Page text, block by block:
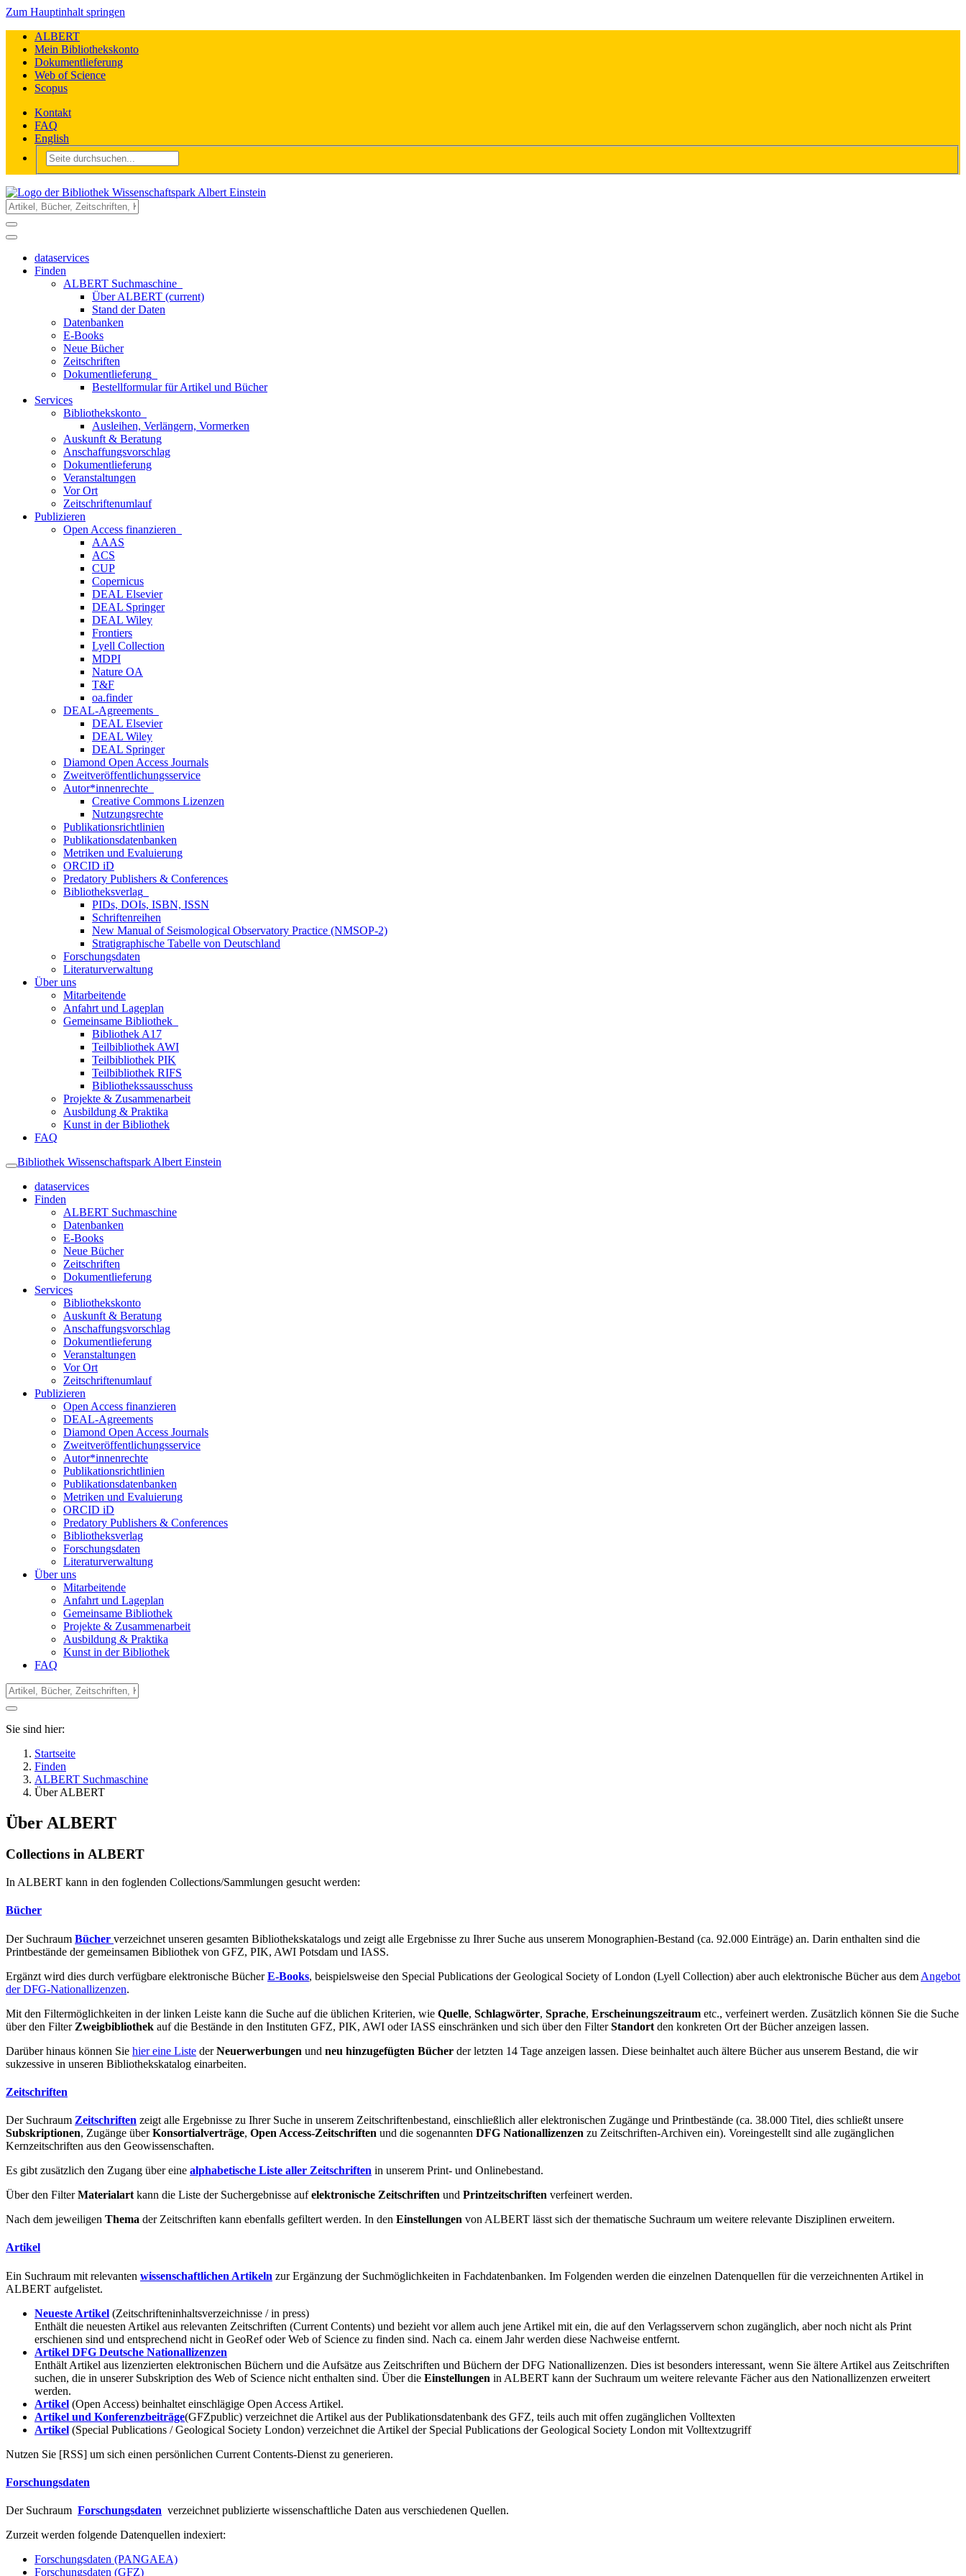
Zum Hauptinhalt springen
ALBERT
Mein Bibliothekskonto
Dokumentlieferung
Web of Science
Scopus
Kontakt
FAQ
English
dataservices
Finden
ALBERT Suchmaschine
Über ALBERT (current)
Stand der Daten
Datenbanken
E-Books
Neue Bücher
Zeitschriften
Dokumentlieferung
Bestellformular für Artikel und Bücher
Services
Bibliothekskonto
Ausleihen, Verlängern, Vormerken
Auskunft & Beratung
Anschaffungsvorschlag
Dokumentlieferung
Veranstaltungen
Vor Ort
Zeitschriftenumlauf
Publizieren
Open Access finanzieren
AAAS
ACS
CUP
Copernicus
DEAL Elsevier
DEAL Springer
DEAL Wiley
Frontiers
Lyell Collection
MDPI
Nature OA
T&F
oa.finder
DEAL-Agreements
DEAL Elsevier
DEAL Wiley
DEAL Springer
Diamond Open Access Journals
Zweitveröffentlichungsservice
Autor*innenrechte
Creative Commons Lizenzen
Nutzungsrechte
Publikationsrichtlinien
Publikationsdatenbanken
Metriken und Evaluierung
ORCID iD
Predatory Publishers & Conferences
Bibliotheksverlag
PIDs, DOIs, ISBN, ISSN
Schriftenreihen
New Manual of Seismological Observatory Practice (NMSOP-2)
Stratigraphische Tabelle von Deutschland
Forschungsdaten
Literaturverwaltung
Über uns
Mitarbeitende
Anfahrt und Lageplan
Gemeinsame Bibliothek
Bibliothek A17
Teilbibliothek AWI
Teilbibliothek PIK
Teilbibliothek RIFS
Bibliothekssausschuss
Projekte & Zusammenarbeit
Ausbildung & Praktika
Kunst in der Bibliothek
FAQ
Bibliothek Wissenschaftspark Albert Einstein
dataservices
Finden
ALBERT Suchmaschine
Datenbanken
E-Books
Neue Bücher
Zeitschriften
Dokumentlieferung
Services
Bibliothekskonto
Auskunft & Beratung
Anschaffungsvorschlag
Dokumentlieferung
Veranstaltungen
Vor Ort
Zeitschriftenumlauf
Publizieren
Open Access finanzieren
DEAL-Agreements
Diamond Open Access Journals
Zweitveröffentlichungsservice
Autor*innenrechte
Publikationsrichtlinien
Publikationsdatenbanken
Metriken und Evaluierung
ORCID iD
Predatory Publishers & Conferences
Bibliotheksverlag
Forschungsdaten
Literaturverwaltung
Über uns
Mitarbeitende
Anfahrt und Lageplan
Gemeinsame Bibliothek
Projekte & Zusammenarbeit
Ausbildung & Praktika
Kunst in der Bibliothek
FAQ
Sie sind hier:
Startseite
Finden
ALBERT Suchmaschine
Über ALBERT
Über ALBERT
Collections in ALBERT
In ALBERT kann in den foglenden Collections/Sammlungen gesucht werden:
Bücher
Der Suchraum Bücher verzeichnet unseren gesamten Bibliothekskatalogs und zeigt alle Ergebnisse zu Ihrer Suche aus unserem Monographien-Bestand (ca. 92.000 Einträge) an. Darin enthalten sind die
Printbestände der gemeinsamen Bibliothek von GFZ, PIK, AWI Potsdam und IASS.
Ergänzt wird dies durch verfügbare elektronische BücherE-Books, beispielsweise den Special Publications der Geological Society of London (Lyell Collection) aber auch elektronische Bücher aus dem Angebot
der DFG-Nationallizenzen.
Mit den Filtermöglichkeiten in der linken Leiste kann die Suche auf die üblichen Kriterien, wie Quelle, Schlagwörter, Sprache, Erscheinungszeitraum etc., verfeinert werden. Zusätzlich können Sie die Suche
über den Filter Zweigbibliothek auf die Bestände in den Instituten GFZ, PIK, AWI oder IASS einschränken und sich über den FilterStandort den konkreten Ort der Bücher anzeigen lassen.
Darüber hinaus können Sie hier eine Liste derNeuerwerbungen und neu hinzugefügten Bücher der letzten 14 Tage anzeigen lassen. Diese beinhaltet auch ältere Bücher aus unserem Bestand, die wir
sukzessive in unseren Bibliothekskatalog einarbeiten.
Zeitschriften
Der Suchraum Zeitschriften zeigt alle Ergebnisse zu Ihrer Suche in unserem Zeitschriftenbestand, einschließlich aller elektronischen Zugänge und Printbestände (ca. 38.000 Titel, dies schließt unsere
Subskriptionen, Zugänge überKonsortialverträge, Open Access-Zeitschriften und die sogenannten DFG Nationallizenzen zu Zeitschriften-Archiven ein). Voreingestellt sind alle zugänglichen
Kernzeitschriften aus den Geowissenschaften.
Es gibt zusätzlich den Zugang über eine alphabetische Liste aller Zeitschriften in unserem Print- und Onlinebestand.
Über den FilterMaterialart kann die Liste der Suchergebnisse aufelektronische Zeitschriften und Printzeitschriften verfeinert werden.
Nach dem jeweiligen Thema der Zeitschriften kann ebenfalls gefiltert werden. In den Einstellungen von ALBERT lässt sich der thematische Suchraum um weitere relevante Disziplinen erweitern.
Artikel
Ein Suchraum mit relevanten wissenschaftlichen Artikeln zur Ergänzung der Suchmöglichkeiten in Fachdatenbanken. Im Folgenden werden die einzelnen Datenquellen für die verzeichnenten Artikel in
ALBERT aufgelistet.
Neueste Artikel (Zeitschrifteninhaltsverzeichnisse / in press)
Enthält die neuesten Artikel aus relevanten Zeitschriften (Current Contents) und bezieht vor allem auch jene Artikel mit ein, die auf den Verlagsservern schon zugänglich, aber noch nicht als Print
erschienen sind und entsprechend nicht in GeoRef oder Web of Science zu finden sind. Nach ca. einem Jahr werden diese Nachweise entfernt.
Artikel DFG Deutsche Nationallizenzen
Enthält Artikel aus lizenzierten elektronischen Büchern und die Aufsätze aus Zeitschriften und Büchern der DFG Nationallizenzen. Dies ist besonders interessant, wenn Sie ältere Artikel aus Zeitschriften
suchen, die in unserer Subskription des Web of Science nicht enthalten sind. Über die Einstellungen in ALBERT kann der Suchraum um weitere relevante Fächer aus den Nationallizenzen erweitert
werden.
Artikel (Open Access) beinhaltet einschlägige Open Access Artikel.
Artikel und Konferenzbeiträge(GFZpublic) verzeichnet die Artikel aus der Publikationsdatenbank des GFZ, teils auch mit offen zugänglichen Volltexten
Artikel (Special Publications / Geological Society London) verzeichnet die Artikel der Special Publications der Geological Society London mit Volltextzugriff
Nutzen Sie [RSS] um sich einen persönlichen Current Contents-Dienst zu generieren.
Forschungsdaten
Der Suchraum Forschungsdaten verzeichnet publizierte wissenschaftliche Daten aus verschiedenen Quellen.
Zurzeit werden folgende Datenquellen indexiert:
Forschungsdaten (PANGAEA)
Forschungsdaten (GFZ)